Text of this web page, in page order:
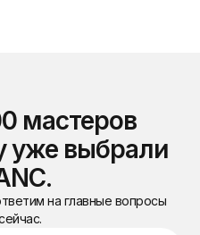
мастеров
уже выбрали
на главные вопросы